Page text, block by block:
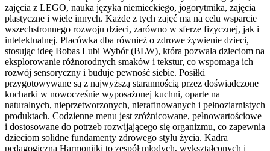
zajęcia z LEGO, nauka języka niemieckiego, jogorytmika, zajęcia
plastyczne i wiele innych. Każde z tych zajęć ma na celu wsparcie
wszechstronnego rozwoju dzieci, zarówno w sferze fizycznej, jak i
intelektualnej. Placówka dba również o zdrowe żywienie dzieci,
stosując ideę Bobas Lubi Wybór (BLW), która pozwala dzieciom na
eksplorowanie różnorodnych smaków i tekstur, co wspomaga ich
rozwój sensoryczny i buduje pewność siebie. Posiłki
przygotowywane są z najwyższą starannością przez doświadczone
kucharki w nowocześnie wyposażonej kuchni, oparte na
naturalnych, nieprzetworzonych, nierafinowanych i pełnoziarnistych
produktach. Codzienne menu jest zróżnicowane, pełnowartościowe
i dostosowane do potrzeb rozwijającego się organizmu, co zapewnia
dzieciom solidne fundamenty zdrowego stylu życia. Kadra
pedagogiczna Harmonijki to zespół młodych, wykształconych i